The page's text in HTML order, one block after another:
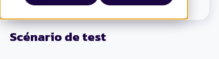
Scénario de test